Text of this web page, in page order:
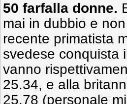
50 farfalla donne.
mai in dubbio e
recente primatista
svedese conquista
vanno
25.34, e alla
25.78 (personale